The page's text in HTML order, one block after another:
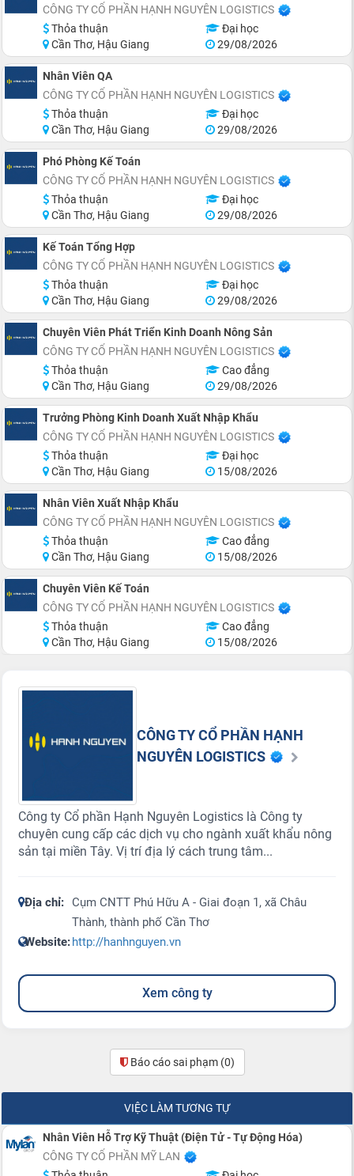
CÔNG TY CỔ PHẦN HẠNH NGUYÊN LOGISTICS
Thỏa thuận
Đại học
Cần Thơ, Hậu Giang
29/08/2026
Nhân Viên QA
CÔNG TY CỔ PHẦN HẠNH NGUYÊN LOGISTICS
Thỏa thuận
Đại học
Cần Thơ, Hậu Giang
29/08/2026
Phó Phòng Kế Toán
CÔNG TY CỔ PHẦN HẠNH NGUYÊN LOGISTICS
Thỏa thuận
Đại học
Cần Thơ, Hậu Giang
29/08/2026
Kế Toán Tổng Hợp
CÔNG TY CỔ PHẦN HẠNH NGUYÊN LOGISTICS
Thỏa thuận
Đại học
Cần Thơ, Hậu Giang
29/08/2026
Chuyên Viên Phát Triển Kinh Doanh Nông Sản
CÔNG TY CỔ PHẦN HẠNH NGUYÊN LOGISTICS
Thỏa thuận
Cao đẳng
Cần Thơ, Hậu Giang
29/08/2026
Trưởng Phòng Kinh Doanh Xuất Nhập Khẩu
CÔNG TY CỔ PHẦN HẠNH NGUYÊN LOGISTICS
Thỏa thuận
Đại học
Cần Thơ, Hậu Giang
15/08/2026
Nhân Viên Xuất Nhập Khẩu
CÔNG TY CỔ PHẦN HẠNH NGUYÊN LOGISTICS
Thỏa thuận
Cao đẳng
Cần Thơ, Hậu Giang
15/08/2026
Chuyên Viên Kế Toán
CÔNG TY CỔ PHẦN HẠNH NGUYÊN LOGISTICS
Thỏa thuận
Cao đẳng
Cần Thơ, Hậu Giang
15/08/2026
CÔNG TY CỔ PHẦN HẠNH
NGUYÊN LOGISTICS
Công ty Cổ phần Hạnh Nguyên Logistics là Công ty
chuyên cung cấp các dịch vụ cho ngành xuất khẩu nông
sản tại miền Tây. Vị trí địa lý cách trung tâm...
Địa chỉ:
Cụm CNTT Phú Hữu A - Giai đoạn 1, xã Châu
Thành, thành phố Cần Thơ
Website:http://hanhnguyen.vn
Xem công ty
Báo cáo sai phạm (0)
VIỆC LÀM TƯƠNG TỰ
Nhân Viên Hỗ Trợ Kỹ Thuật (Điện Tử - Tự Động Hóa)
CÔNG TY CỔ PHẦN MỸ LAN